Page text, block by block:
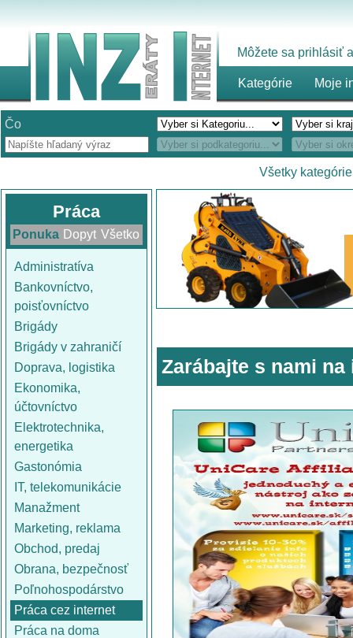
Môžete sa prihlásiť
Kategórie Moje
Čo
Všetky kategórie
Práca
Ponuka Dopyt Všetko
Administratíva
Bankovníctvo,
poisťovníctvo
Brigády
Brigády v zahraničí
Doprava, logistika
Ekonomika,
účtovníctvo
Elektrotechnika,
energetika
Gastonómia
IT, telekomunikácie
Manažment
Marketing, reklama
Obchod, predaj
Obrana, bezpečnosť
Poľnohospodárstvo
Práca cez internet
Práca na doma
Zarábajte s nami na